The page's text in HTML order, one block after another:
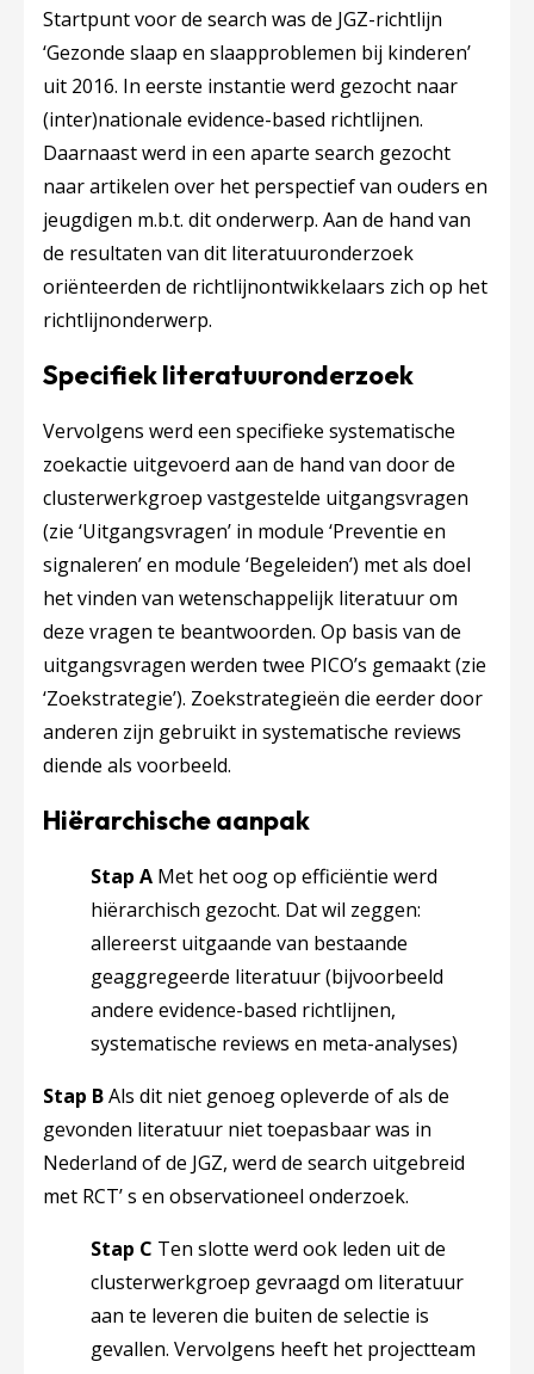
Startpunt voor de search was de JGZ-richtlijn
‘Gezonde slaap en slaapproblemen bij kinderen’
uit 2016. In eerste instantie werd gezocht naar
(inter)nationale evidence-based richtlijnen.
Daarnaast werd in een aparte search gezocht
naar artikelen over het perspectief van ouders en
jeugdigen m.b.t. dit onderwerp. Aan de hand van
de resultaten van dit literatuuronderzoek
oriënteerden de richtlijnontwikkelaars zich op het
richtlijnonderwerp.
Specifiek literatuuronderzoek
Vervolgens werd een specifieke systematische
zoekactie uitgevoerd aan de hand van door de
clusterwerkgroep vastgestelde uitgangsvragen
(zie ‘Uitgangsvragen’ in module ‘Preventie en
signaleren’ en module ‘Begeleiden’) met als doel
het vinden van wetenschappelijk literatuur om
deze vragen te beantwoorden. Op basis van de
uitgangsvragen werden twee PICO’s gemaakt (zie
‘Zoekstrategie’). Zoekstrategieën die eerder door
anderen zijn gebruikt in systematische reviews
diende als voorbeeld.
Hiërarchische aanpak
Stap A Met het oog op efficiëntie werd
hiërarchisch gezocht. Dat wil zeggen:
allereerst uitgaande van bestaande
geaggregeerde literatuur (bijvoorbeeld
andere evidence-based richtlijnen,
systematische reviews en meta-analyses)
Stap BAls dit niet genoeg opleverde of als de
gevonden literatuur niet toepasbaar was in
Nederland of de JGZ, werd de search uitgebreid
met RCT’ s en observationeel onderzoek.
Stap C Ten slotte werd ook leden uit de
clusterwerkgroep gevraagd om literatuur
aan te leveren die buiten de selectie is
gevallen. Vervolgens heeft het projectteam